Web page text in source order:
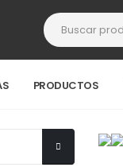
PRODUCTOS